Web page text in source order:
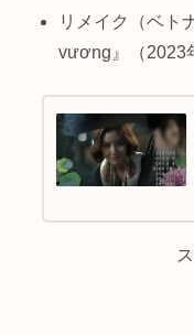
リメイク（ベト
vương』（2023